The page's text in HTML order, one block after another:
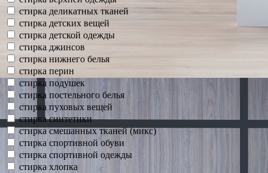
стирка деликатных тканей
стирка детских вещей
стирка детской одежды
стирка джинсов
стирка нижнего белья
стирка перин
стирка подушек
стирка постельного белья
стирка пуховых вещей
стирка синтетики
стирка смешанных тканей (микс)
стирка спортивной обуви
стирка спортивной одежды
стирка хлопка